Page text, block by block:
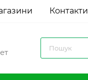
Контакти